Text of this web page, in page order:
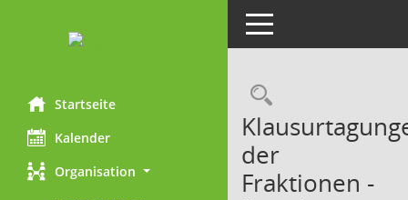
Startseite
Kalender
Organisation
Toggle navigation
der
Fraktionen -